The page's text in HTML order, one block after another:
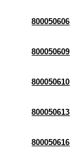
800050606
800050609
800050610
800050613
800050616